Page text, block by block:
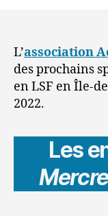
L’association
des prochains
en LSF en Île-
2022.
Les